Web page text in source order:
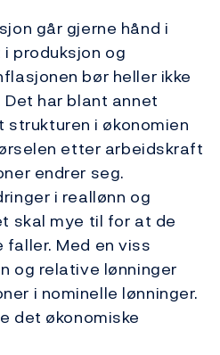
går gjerne hånd i
produksjon og
bør heller ikke
har blant annet
strukturen i økonomien
etter arbeidskraft
endrer seg.
i reallønn og
skal mye til for at de
faller. Med en viss
og relative lønninger
i nominelle lønninger.
det økonomiske